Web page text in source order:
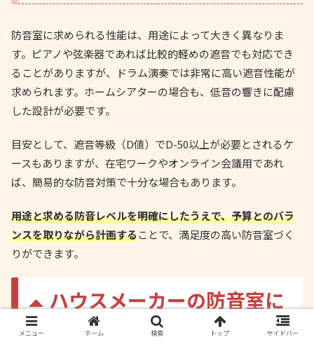
防音室に求められる性能は、用途によって大きく異なりま
す。ピアノや弦楽器であれば比較的軽めの遮音でも対応でき
ることがありますが、ドラム演奏では非常に高い遮音性能が
求められます。ホームシアターの場合も、低音の響きに配慮
した設計が必要です。
目安として、遮音等級（D値）でD-50以上が必要とされるケ
ースもありますが、在宅ワークやオンライン会議用であれ
ば、簡易的な防音対策で十分な場合もあります。
用途と求める防音レベルを明確にしたうえで、予算とのバラ
ンスを取りながら計画することで、満足度の高い防音室づく
りができます。
ハウスメーカーの防音室に
ついてよくある質問
メニュー ホーム 検索 トップ サイドバー